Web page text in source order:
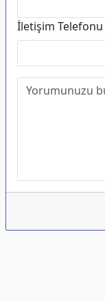
İletişim Telefonu